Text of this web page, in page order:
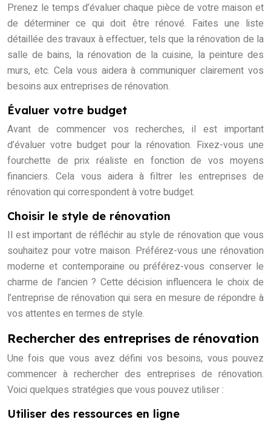
Prenez le temps d’évaluer chaque pièce de votre maison et
de déterminer ce qui doit être rénové. Faites une liste
détaillée des travaux à effectuer, tels que la rénovation de la
salle de bains, la rénovation de la cuisine, la peinture des
murs, etc. Cela vous aidera à communiquer clairement vos
besoins aux entreprises de rénovation.
Évaluer votre budget
Avant de commencer vos recherches, il est important
d’évaluer votre budget pour la rénovation. Fixez-vous une
fourchette de prix réaliste en fonction de vos moyens
financiers. Cela vous aidera à filtrer les entreprises de
rénovation qui correspondent à votre budget.
Choisir le style de rénovation
Il est important de réfléchir au style de rénovation que vous
souhaitez pour votre maison. Préférez-vous une rénovation
moderne et contemporaine ou préférez-vous conserver le
charme de l’ancien ? Cette décision influencera le choix de
l’entreprise de rénovation qui sera en mesure de répondre à
vos attentes en termes de style.
Rechercher des entreprises de rénovation
Une fois que vous avez défini vos besoins, vous pouvez
commencer à rechercher des entreprises de rénovation.
Voici quelques stratégies que vous pouvez utiliser :
Utiliser des ressources en ligne